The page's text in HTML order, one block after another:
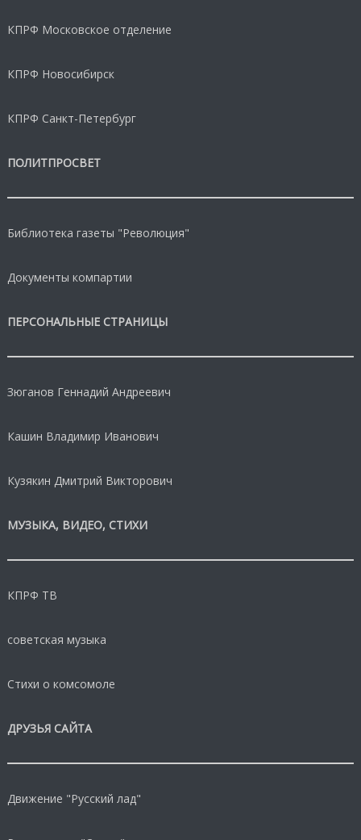
КПРФ Московское отделение
КПРФ Новосибирск
КПРФ Санкт-Петербург
ПОЛИТПРОСВЕТ
Библиотека газеты "Революция"
Документы компартии
ПЕРСОНАЛЬНЫЕ СТРАНИЦЫ
Зюганов Геннадий Андреевич
Кашин Владимир Иванович
Кузякин Дмитрий Викторович
МУЗЫКА, ВИДЕО, СТИХИ
КПРФ ТВ
советская музыка
Стихи о комсомоле
ДРУЗЬЯ САЙТА
Движение "Русский лад"